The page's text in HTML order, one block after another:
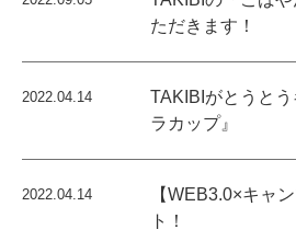
ただきます！
2022.04.14
TAKIBIがとうと
ラカップ』
2022.04.14
【WEB3.0×キャ
ト！